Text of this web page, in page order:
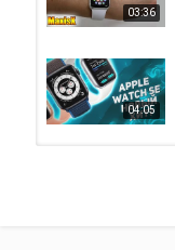
03:36
04:05